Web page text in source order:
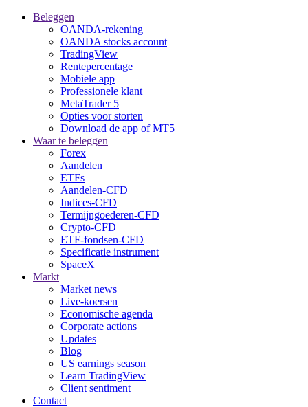
Beleggen
OANDA-rekening
OANDA stocks account
TradingView
Rentepercentage
Mobiele app
Professionele klant
MetaTrader 5
Opties voor storten
Download de app of MT5
Waar te beleggen
Forex
Aandelen
ETFs
Aandelen-CFD
Indices-CFD
Termijngoederen-CFD
Crypto-CFD
ETF-fondsen-CFD
Specificatie instrument
SpaceX
Markt
Market news
Live-koersen
Economische agenda
Corporate actions
Updates
Blog
US earnings season
Learn TradingView
Client sentiment
Contact